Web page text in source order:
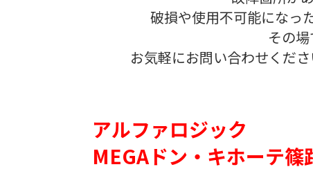
破損や使用不可能になっ
その
お気軽にお問い合わせくだ
アルファロジック
MEGAドン・キホーテ篠